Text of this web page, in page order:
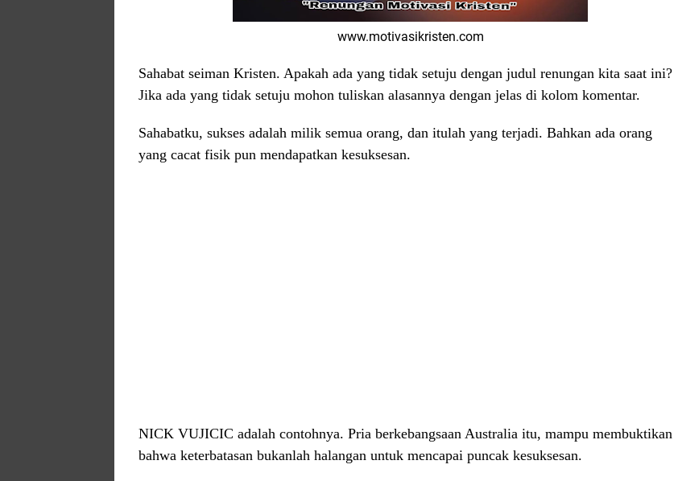
www.motivasikristen.com
Sahabat seiman Kristen. Apakah ada yang tidak setuju dengan judul renungan kita saat ini?
Jika ada yang tidak setuju mohon tuliskan alasannya dengan jelas di kolom komentar.
Sahabatku, sukses adalah milik semua orang, dan itulah yang terjadi. Bahkan ada orang
yang cacat fisik pun mendapatkan kesuksesan.
NICK VUJICIC adalah contohnya. Pria berkebangsaan Australia itu, mampu membuktikan
bahwa keterbatasan bukanlah halangan untuk mencapai puncak kesuksesan.